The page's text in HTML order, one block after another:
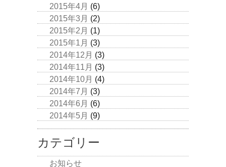
2015年4月 (6)
2015年3月 (2)
2015年2月 (1)
2015年1月 (3)
2014年12月 (3)
2014年11月 (3)
2014年10月 (4)
2014年7月 (3)
2014年6月 (6)
2014年5月 (9)
カテゴリー
お知らせ